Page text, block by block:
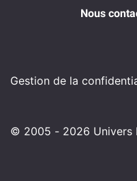
Nous
Gestion de la
© 2005 - 2026 Univers